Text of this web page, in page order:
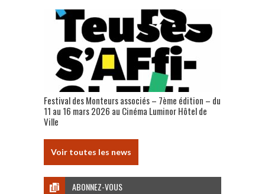
Festival des Monteurs associés – 7ème édition – du
11 au 16 mars 2026 au Cinéma Luminor Hôtel de
Ville
Voir toutes les news
ABONNEZ-VOUS